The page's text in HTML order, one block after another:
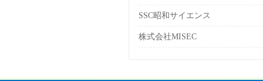
SSC昭和サイエンス
株式会社MISEC